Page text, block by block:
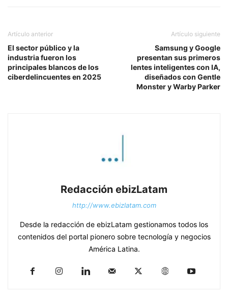
Artículo anterior
El sector público y la
industria fueron los
principales blancos de los
ciberdelincuentes en 2025
Artículo siguiente
Samsung y Google
presentan sus primeros
lentes inteligentes con IA,
diseñados con Gentle
Monster y Warby Parker
Redacción ebizLatam
http://www.ebizlatam.com
Desde la redacción de ebizLatam gestionamos todos los
contenidos del portal pionero sobre tecnología y negocios
América Latina.